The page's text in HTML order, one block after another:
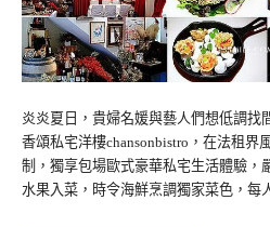
炎炎夏日，貴婦名媛與藝人們想低調找
香頌私宅洋樓chansonbistro，在法租界
制，獨享包場歐式豪華私宅生活體驗，
水果入菜，時令海鮮烹調獨家菜色，每